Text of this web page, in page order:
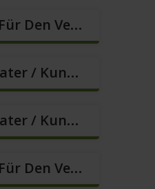
Mitarbeiter Für Den Verkauf In VZ/TZ (m/w/d)
Verkaufsberater / Kundenberater, Auch Ohne Ausbildung Möglich (m/w/d)
Verkaufsberater / Kundenberater In VZ/TZ (m/w/d)
Mitarbeiter Für Den Verkauf / Quereinsteiger (m/w/d)